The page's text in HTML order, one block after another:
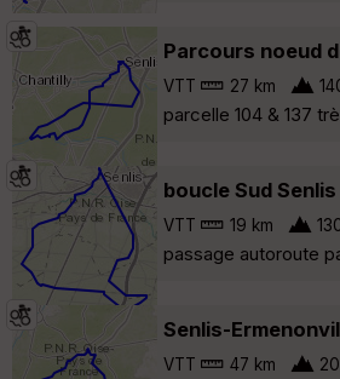
Parcours noeud
VTT 27 km
parcelle 104 & 137
boucle Sud
VTT 19 km
passage autoroute
Senlis-
VTT 47 km